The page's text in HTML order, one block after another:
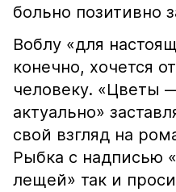
больно позитивно
Воблу «для
конечно, хочется
человеку. «Цветы
актуально»
свой взгляд на
Рыбка с надписью
лещей» так и